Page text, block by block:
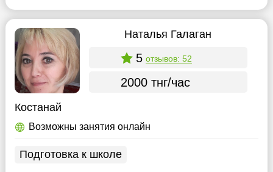
Наталья Галаган
5 отзывов: 52
2000 тнг/час
Костанай
Возможны занятия онлайн
Подготовка к школе